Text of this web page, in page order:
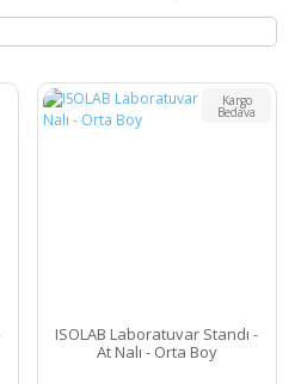
Kargo
Bedava
ISOLAB Laboratuvar Standı -
At Nalı - Orta Boy